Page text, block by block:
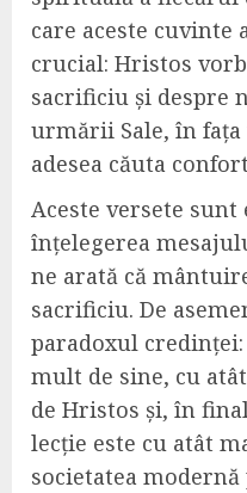
care aceste cuvinte
crucial: Hristos
sacrificiu și despre
urmării Sale, în
adesea căuta
Aceste versete
înțelegerea
ne arată că
sacrificiu. De
paradoxul
mult de sine, cu
de Hristos și, în
lecție este cu atât
societatea